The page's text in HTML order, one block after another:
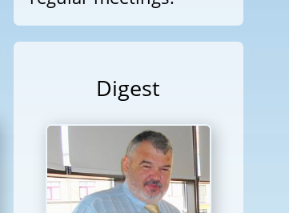
Digest